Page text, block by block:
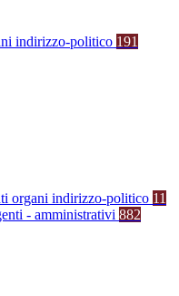
indirizzo-politico 191
organi indirizzo-politico 11
- amministrativi 882